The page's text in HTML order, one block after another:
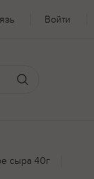
Войти
сыра 40г